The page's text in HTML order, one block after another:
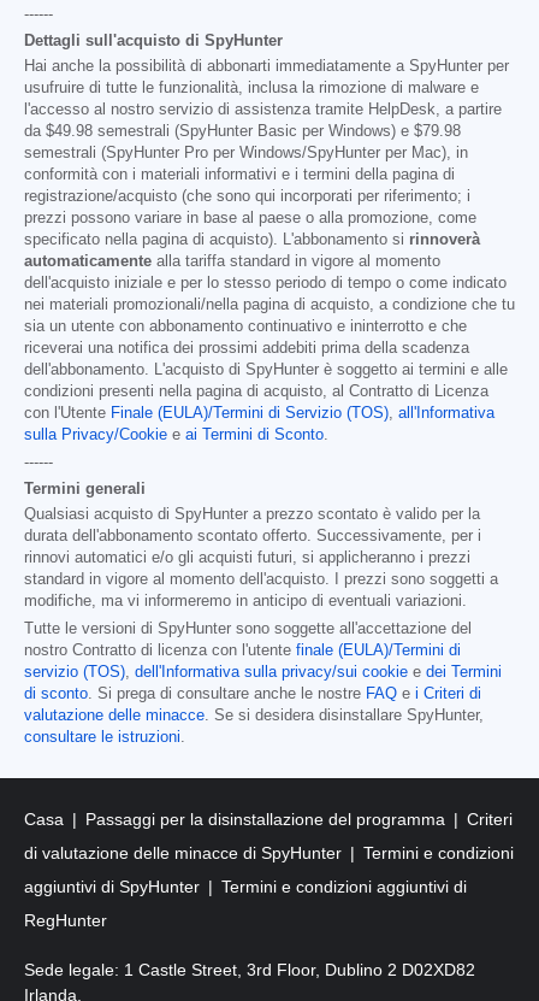
------
Dettagli sull'acquisto di SpyHunter
Hai anche la possibilità di abbonarti immediatamente a SpyHunter per
usufruire di tutte le funzionalità, inclusa la rimozione di malware e
l'accesso al nostro servizio di assistenza tramite HelpDesk, a partire
da $49.98 semestrali (SpyHunter Basic per Windows) e $79.98
semestrali (SpyHunter Pro per Windows/SpyHunter per Mac), in
conformità con i materiali informativi e i termini della pagina di
registrazione/acquisto (che sono qui incorporati per riferimento; i
prezzi possono variare in base al paese o alla promozione, come
specificato nella pagina di acquisto). L'abbonamento si rinnoverà
automaticamente alla tariffa standard in vigore al momento
dell'acquisto iniziale e per lo stesso periodo di tempo o come indicato
nei materiali promozionali/nella pagina di acquisto, a condizione che tu
sia un utente con abbonamento continuativo e ininterrotto e che
riceverai una notifica dei prossimi addebiti prima della scadenza
dell'abbonamento. L'acquisto di SpyHunter è soggetto ai termini e alle
condizioni presenti nella pagina di acquisto, al Contratto di Licenza
con l'Utente Finale (EULA)/Termini di Servizio (TOS), all'Informativa
sulla Privacy/Cookie e ai Termini di Sconto.
------
Termini generali
Qualsiasi acquisto di SpyHunter a prezzo scontato è valido per la
durata dell'abbonamento scontato offerto. Successivamente, per i
rinnovi automatici e/o gli acquisti futuri, si applicheranno i prezzi
standard in vigore al momento dell'acquisto. I prezzi sono soggetti a
modifiche, ma vi informeremo in anticipo di eventuali variazioni.
Tutte le versioni di SpyHunter sono soggette all'accettazione del
nostro Contratto di licenza con l'utente finale (EULA)/Termini di
servizio (TOS), dell'Informativa sulla privacy/sui cookie e dei Termini
di sconto. Si prega di consultare anche le nostre FAQ e i Criteri di
valutazione delle minacce. Se si desidera disinstallare SpyHunter,
consultare le istruzioni.
Casa Passaggi per la disinstallazione del programma
Criteri
di valutazione delle minacce di SpyHunter
Termini e condizioni
aggiuntivi di SpyHunter
Termini e condizioni aggiuntivi di
RegHunter
Sede legale: 1 Castle Street, 3rd Floor, Dublino 2 D02XD82
Irlanda.